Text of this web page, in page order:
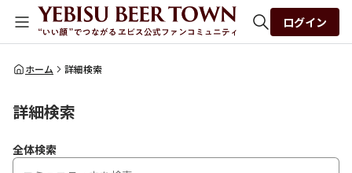
全体検索
ログイン
ホーム 詳細検索
詳細検索
全体検索